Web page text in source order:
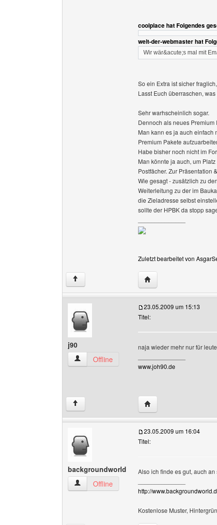
coolplace hat Folgendes
welt-der-webmaster hat
Wir wär&acute;s mal mit
So ein Extra ist sicher
Lasst Euch überraschen,
Sehr warhscheinlich sogar.
Dennoch als neues
Man kann es ja auch einfach
Premium Pakete
Habe bisher noch nicht im
Man könnte ja auch, um
Postfächer. Zur Präsentation
Wie gesagt - zusätzlich zu
Weiterleitung zu der im
die Zieladresse selbst
sollte der HPBK da stopp
Zuletzt bearbeitet von
↑ Website dieses
j90
j90 Benutzer-Profile anzeigen
Offline
23.05.2009 um 15:13
Titel:
naja wieder mehr nur für
www.joh90.de
↑ Website dieses
backgroundworld
backgroundworld Benutzer-Profile anzeigen
Offline
23.05.2009 um 16:04
Titel:
Also ich finde es gut, auch
http://
Kostenlose Muster,